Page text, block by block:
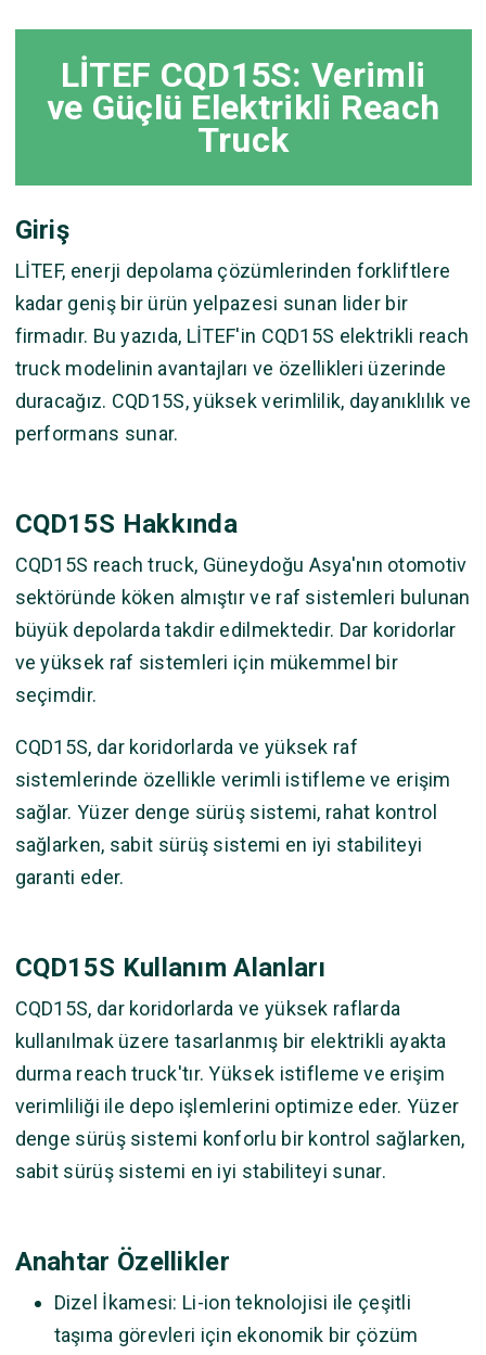
LİTEF CQD15S: Verimli
ve Güçlü Elektrikli Reach
Truck
Giriş
LİTEF, enerji depolama çözümlerinden forkliftlere
kadar geniş bir ürün yelpazesi sunan lider bir
firmadır. Bu yazıda, LİTEF'in CQD15S elektrikli reach
truck modelinin avantajları ve özellikleri üzerinde
duracağız. CQD15S, yüksek verimlilik, dayanıklılık ve
performans sunar.
CQD15S Hakkında
CQD15S reach truck, Güneydoğu Asya'nın otomotiv
sektöründe köken almıştır ve raf sistemleri bulunan
büyük depolarda takdir edilmektedir. Dar koridorlar
ve yüksek raf sistemleri için mükemmel bir
seçimdir.
CQD15S, dar koridorlarda ve yüksek raf
sistemlerinde özellikle verimli istifleme ve erişim
sağlar. Yüzer denge sürüş sistemi, rahat kontrol
sağlarken, sabit sürüş sistemi en iyi stabiliteyi
garanti eder.
CQD15S Kullanım Alanları
CQD15S, dar koridorlarda ve yüksek raflarda
kullanılmak üzere tasarlanmış bir elektrikli ayakta
durma reach truck'tır. Yüksek istifleme ve erişim
verimliliği ile depo işlemlerini optimize eder. Yüzer
denge sürüş sistemi konforlu bir kontrol sağlarken,
sabit sürüş sistemi en iyi stabiliteyi sunar.
Anahtar Özellikler
Dizel İkamesi: Li-ion teknolojisi ile çeşitli
taşıma görevleri için ekonomik bir çözüm